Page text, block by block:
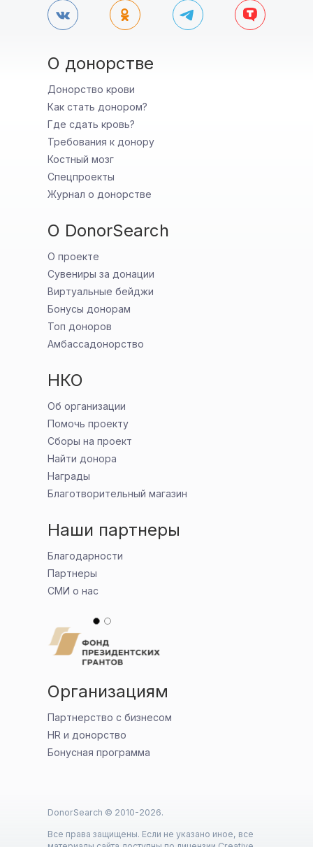
О донорстве
Донорство крови
Как стать донором?
Где сдать кровь?
Требования к донору
Костный мозг
Спецпроекты
Журнал о донорстве
О DonorSearch
О проекте
Сувениры за донации
Виртуальные бейджи
Бонусы донорам
Топ доноров
Амбассадонорство
НКО
Об организации
Помочь проекту
Сборы на проект
Найти донора
Награды
Благотворительный магазин
Наши партнеры
Благодарности
Партнеры
СМИ о нас
Организациям
Партнерство с бизнесом
HR и донорство
Бонусная программа
DonorSearch © 2010-2026.
Все права защищены. Если не указано иное, все